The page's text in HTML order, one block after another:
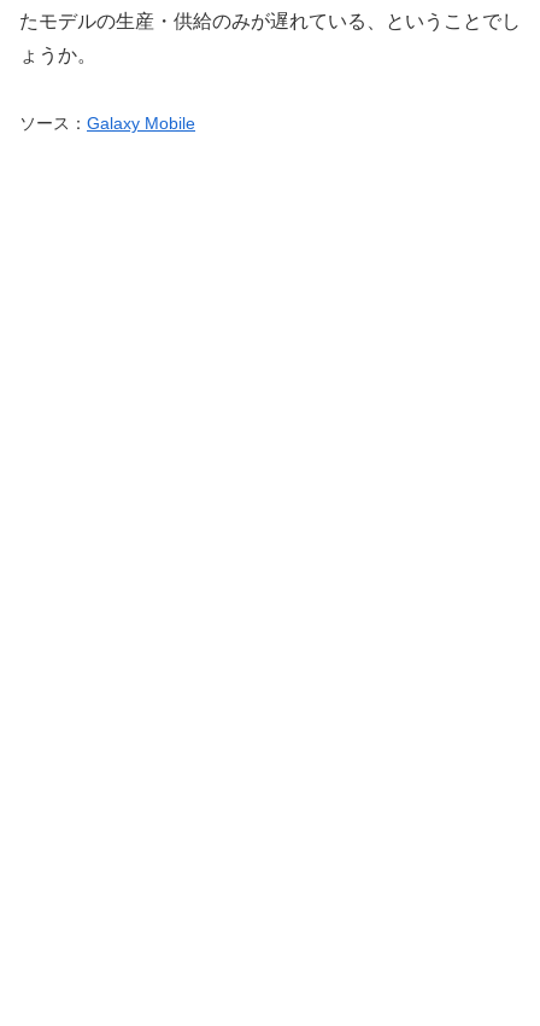
たモデルの生産・供給のみが遅れている、ということでし
ょうか。
ソース： Galaxy Mobile